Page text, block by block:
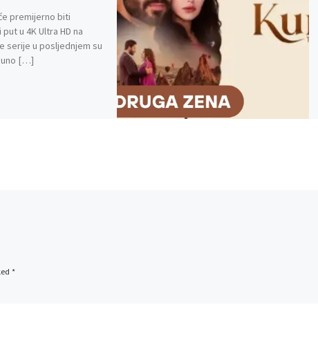
premijerno biti
u 4K Ultra HD na
serije u posljednjem su
[…]
*